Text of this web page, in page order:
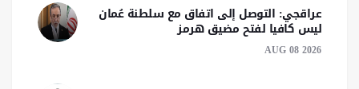
عراقجي: التوصل إلى اتفاق مع سلطنة عُمان
ليس كافيا لفتح مضيق هرمز
AUG 08 2026